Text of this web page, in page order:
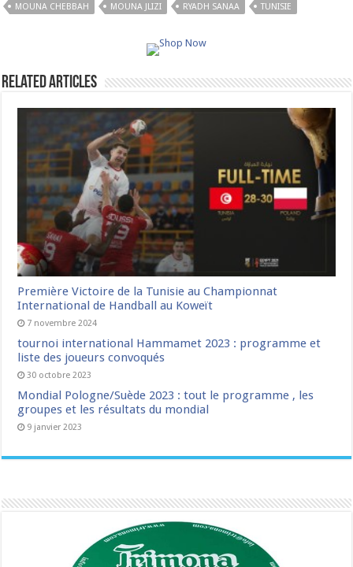
MOUNA CHEBBAH
MOUNA JLIZI RYADH SANAA TUNISIE
Related Articles
Première Victoire de la Tunisie au Championnat
International de Handball au Koweït
7 novembre 2024
tournoi international Hammamet 2023 : programme et
liste des joueurs convoqués
30 octobre 2023
Mondial Pologne/Suède 2023 : tout le programme , les
groupes et les résultats du mondial
9 janvier 2023